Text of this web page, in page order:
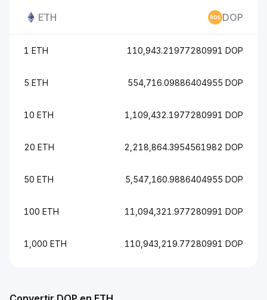
ETH DOP
1 ETH 110,943.21977280991 DOP
5 ETH 554,716.09886404955 DOP
10 ETH 1,109,432.1977280991 DOP
20 ETH 2,218,864.3954561982 DOP
50 ETH 5,547,160.9886404955 DOP
100 ETH 11,094,321.977280991 DOP
1,000 ETH 110,943,219.77280991 DOP